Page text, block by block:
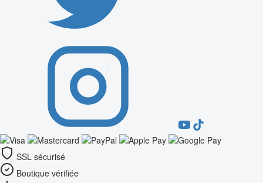
SSL sécurisé
Boutique vérifiée